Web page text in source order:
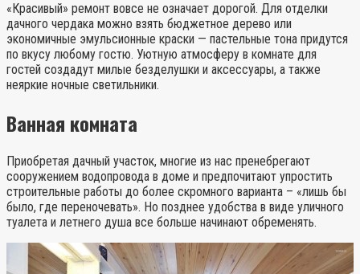
«Красивый» ремонт вовсе не означает дорогой. Для отделки
дачного чердака можно взять бюджетное дерево или
экономичные эмульсионные краски — пастельные тона придутся
по вкусу любому гостю. Уютную атмосферу в комнате для
гостей создадут милые безделушки и аксессуары, а также
неяркие ночные светильники.
Ванная комната
Приобретая дачный участок, многие из нас пренебрегают
сооружением водопровода в доме и предпочитают упростить
строительные работы до более скромного варианта – «лишь бы
было, где переночевать». Но позднее удобства в виде уличного
туалета и летнего душа все больше начинают обременять.